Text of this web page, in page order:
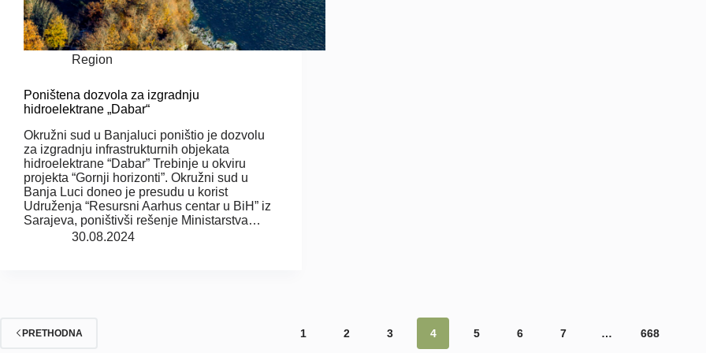
Region
Poništena dozvola za izgradnju
hidroelektrane „Dabar“
Okružni sud u Banjaluci poništio je dozvolu
za izgradnju infrastrukturnih objekata
hidroelektrane “Dabar” Trebinje u okviru
projekta “Gornji horizonti”. Okružni sud u
Banja Luci doneo je presudu u korist
Udruženja “Resursni Aarhus centar u BiH” iz
Sarajeva, poništivši rešenje Ministarstva…
30.08.2024
PRETHODNA 1 2 3 4 5 6 7 … 668